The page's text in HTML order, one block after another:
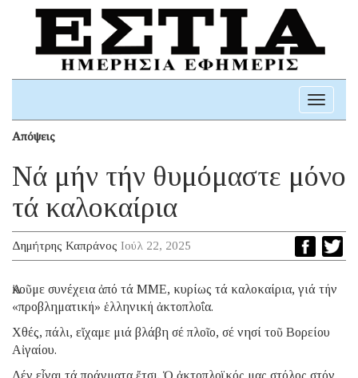
Toggle
Απόψεις
Νά μήν τήν θυμόμαστε μόνο
τά καλοκαίρια
Δημήτρης Καπράνος Ιούλ 22, 2025
Ἀκοῦμε συνέχεια ἀπό τά ΜΜΕ, κυρίως τά καλοκαίρια, γιά τήν
«προβληματική» ἑλληνική ἀκτοπλοΐα.
Χθές, πάλι, εἴχαμε μιά βλάβη σέ πλοῖο, σέ νησί τοῦ Βορείου
Αἰγαίου.
Δέν εἶναι τά πράγματα ἔτσι. Ὁ ἀκτοπλοϊκός μας στόλος στόν